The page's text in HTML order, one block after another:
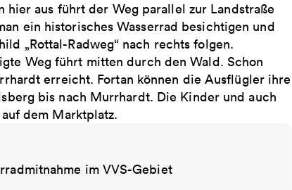
hier aus führt der Weg parallel zur Landstraße
ein historisches Wasserrad besichtigen und
„Rottal-Radweg“ nach rechts folgen.
Weg führt mitten durch den Wald. Schon
erreicht. Fortan können die Ausflügler ihre
bis nach Murrhardt. Die Kinder und auch
dem Marktplatz.
im VVS-Gebiet